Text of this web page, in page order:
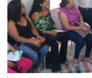
Uberaba, que foram
indenizações
dias e a empresa ainda
devidos. A Feessemg irá